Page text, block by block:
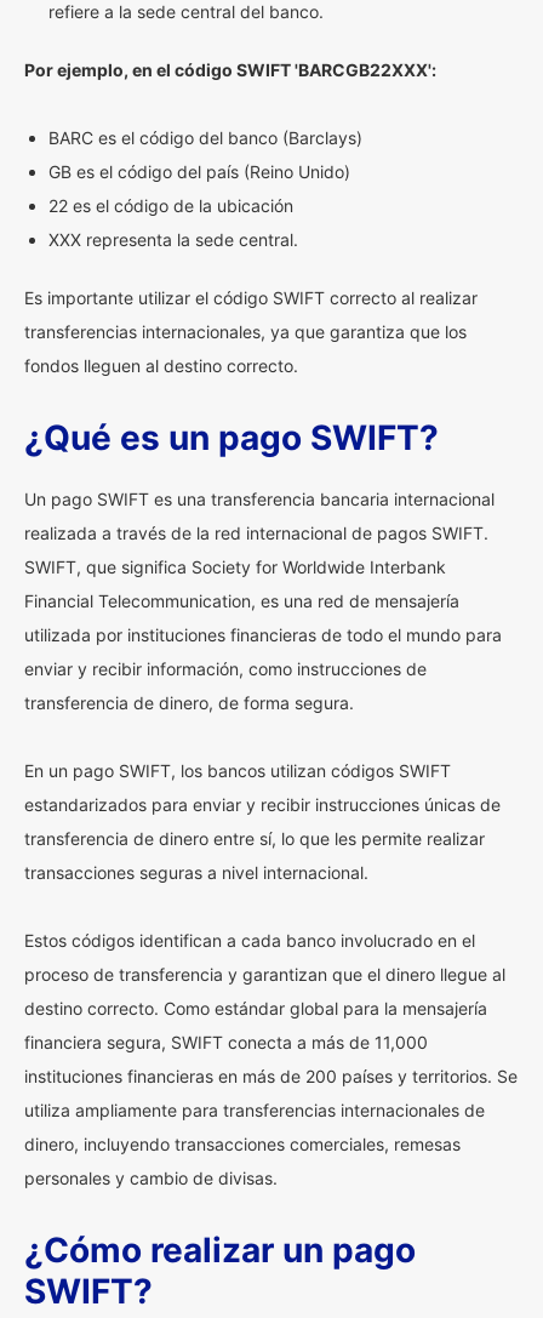
refiere a la sede central del banco.
Por ejemplo, en el código SWIFT 'BARCGB22XXX':
BARC es el código del banco (Barclays)
GB es el código del país (Reino Unido)
22 es el código de la ubicación
XXX representa la sede central.
Es importante utilizar el código SWIFT correcto al realizar
transferencias internacionales, ya que garantiza que los
fondos lleguen al destino correcto.
¿Qué es un pago SWIFT?
Un pago SWIFT es una transferencia bancaria internacional
realizada a través de la red internacional de pagos SWIFT.
SWIFT, que significa Society for Worldwide Interbank
Financial Telecommunication, es una red de mensajería
utilizada por instituciones financieras de todo el mundo para
enviar y recibir información, como instrucciones de
transferencia de dinero, de forma segura.
En un pago SWIFT, los bancos utilizan códigos SWIFT
estandarizados para enviar y recibir instrucciones únicas de
transferencia de dinero entre sí, lo que les permite realizar
transacciones seguras a nivel internacional.
Estos códigos identifican a cada banco involucrado en el
proceso de transferencia y garantizan que el dinero llegue al
destino correcto. Como estándar global para la mensajería
financiera segura, SWIFT conecta a más de 11,000
instituciones financieras en más de 200 países y territorios. Se
utiliza ampliamente para transferencias internacionales de
dinero, incluyendo transacciones comerciales, remesas
personales y cambio de divisas.
¿Cómo realizar un pago
SWIFT?